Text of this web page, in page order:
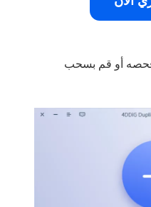
فحصه أو قم بسحب